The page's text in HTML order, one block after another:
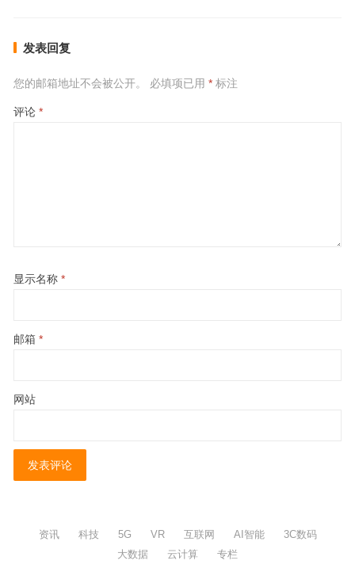
发表回复
您的邮箱地址不会被公开。 必填项已用 *标注
评论 *
显示名称 *
邮箱 *
网站
资讯 科技 5G VR 互联网 AI智能
3C数码
大数据
云计算 专栏